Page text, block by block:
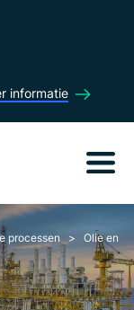
informatie
processen
Olie en